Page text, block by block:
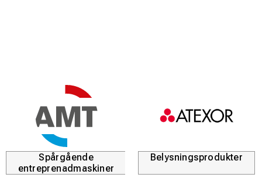
Spårgående
entreprenadmaskiner
Belysningsprodukter